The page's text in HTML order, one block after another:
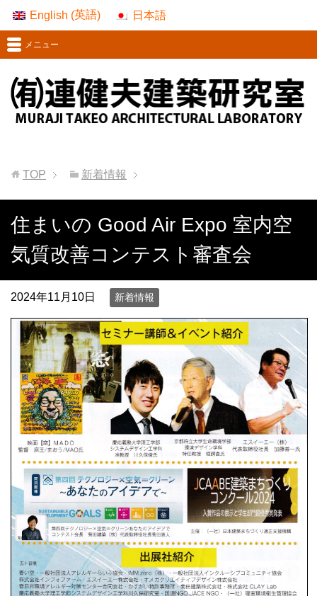
English (英語) 日本語
メニュー
TOP 新着情報
住まいの Good Air Expo 室内空
気質改善コンテスト審査会
2024年11月10日 新着情報